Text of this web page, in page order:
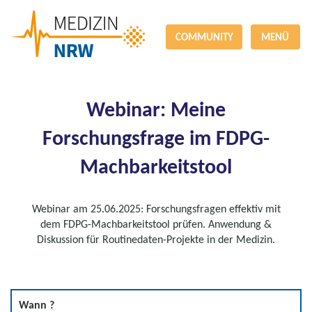
COMMUNITY MENÜ
Webinar: Meine
Forschungsfrage im FDPG-
Machbarkeitstool
Webinar am 25.06.2025: Forschungsfragen effektiv mit
dem FDPG-Machbarkeitstool prüfen. Anwendung &
Diskussion für Routinedaten-Projekte in der Medizin.
Wann ?